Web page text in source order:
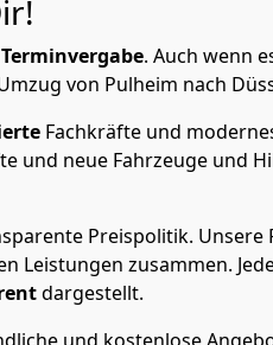
Terminvergabe. Auch wenn
von Pulheim nach
Fachkräfte und
und neue Fahrzeuge und
Preispolitik. Unsere
Leistungen zusammen.
dargestellt.